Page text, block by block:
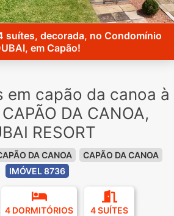
suítes, decorada, no Condomínio
em Capão!
em capão da canoa à
DA CANOA,
RESORT
DA CANOA
CAPÃO DA CANOA
IMÓVEL 8736
4 DORMITÓRIOS 4 SUÍTES